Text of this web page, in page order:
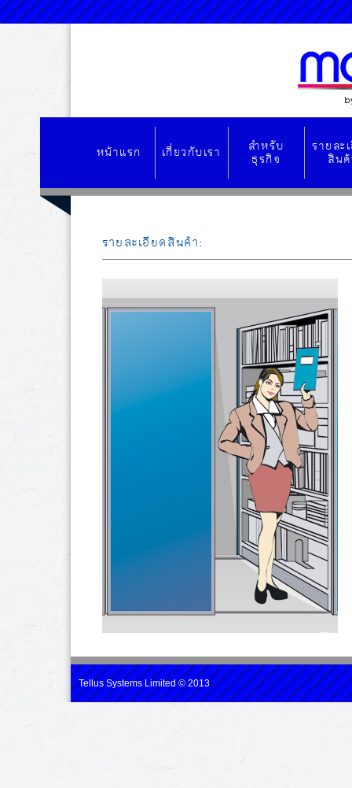
หน้าแรก เกี่ยวกับเรา สำหรับ
ธุรกิจ
รายละ
สิน
รายละเอียดสินค้า:
Tellus Systems Limited © 2013